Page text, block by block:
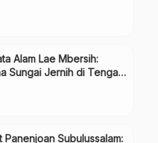
Alam Lae Mbersih:
Sungai Jernih di Tengah
Panenjoan Subulussalam: